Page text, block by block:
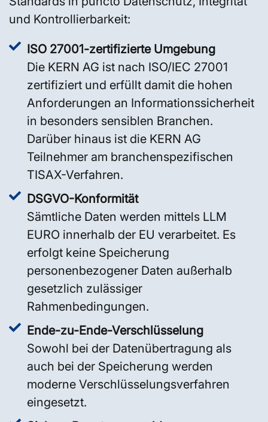
und Kontrollierbarkeit:
ISO 27001-zertifizierte Umgebung
Die KERN AG ist nach ISO/IEC 27001
zertifiziert und erfüllt damit die hohen
Anforderungen an Informationssicherheit
in besonders sensiblen Branchen.
Darüber hinaus ist die KERN AG
Teilnehmer am branchenspezifischen
TISAX-Verfahren.
DSGVO-Konformität
Sämtliche Daten werden mittels LLM
EURO innerhalb der EU verarbeitet. Es
erfolgt keine Speicherung
personenbezogener Daten außerhalb
gesetzlich zulässiger
Rahmenbedingungen.
Ende-zu-Ende-Verschlüsselung
Sowohl bei der Datenübertragung als
auch bei der Speicherung werden
moderne Verschlüsselungsverfahren
eingesetzt.